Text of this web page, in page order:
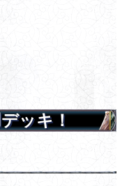
ッキ！